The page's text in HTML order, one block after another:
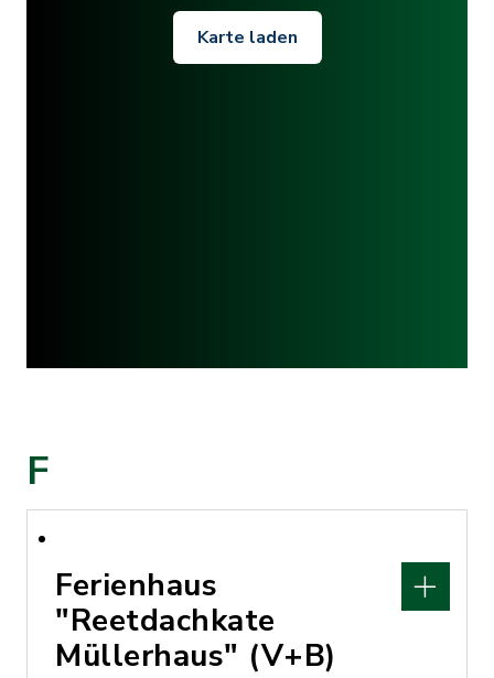
Karte laden
F
Ferienhaus
"Reetdachkate
Müllerhaus" (V+B)